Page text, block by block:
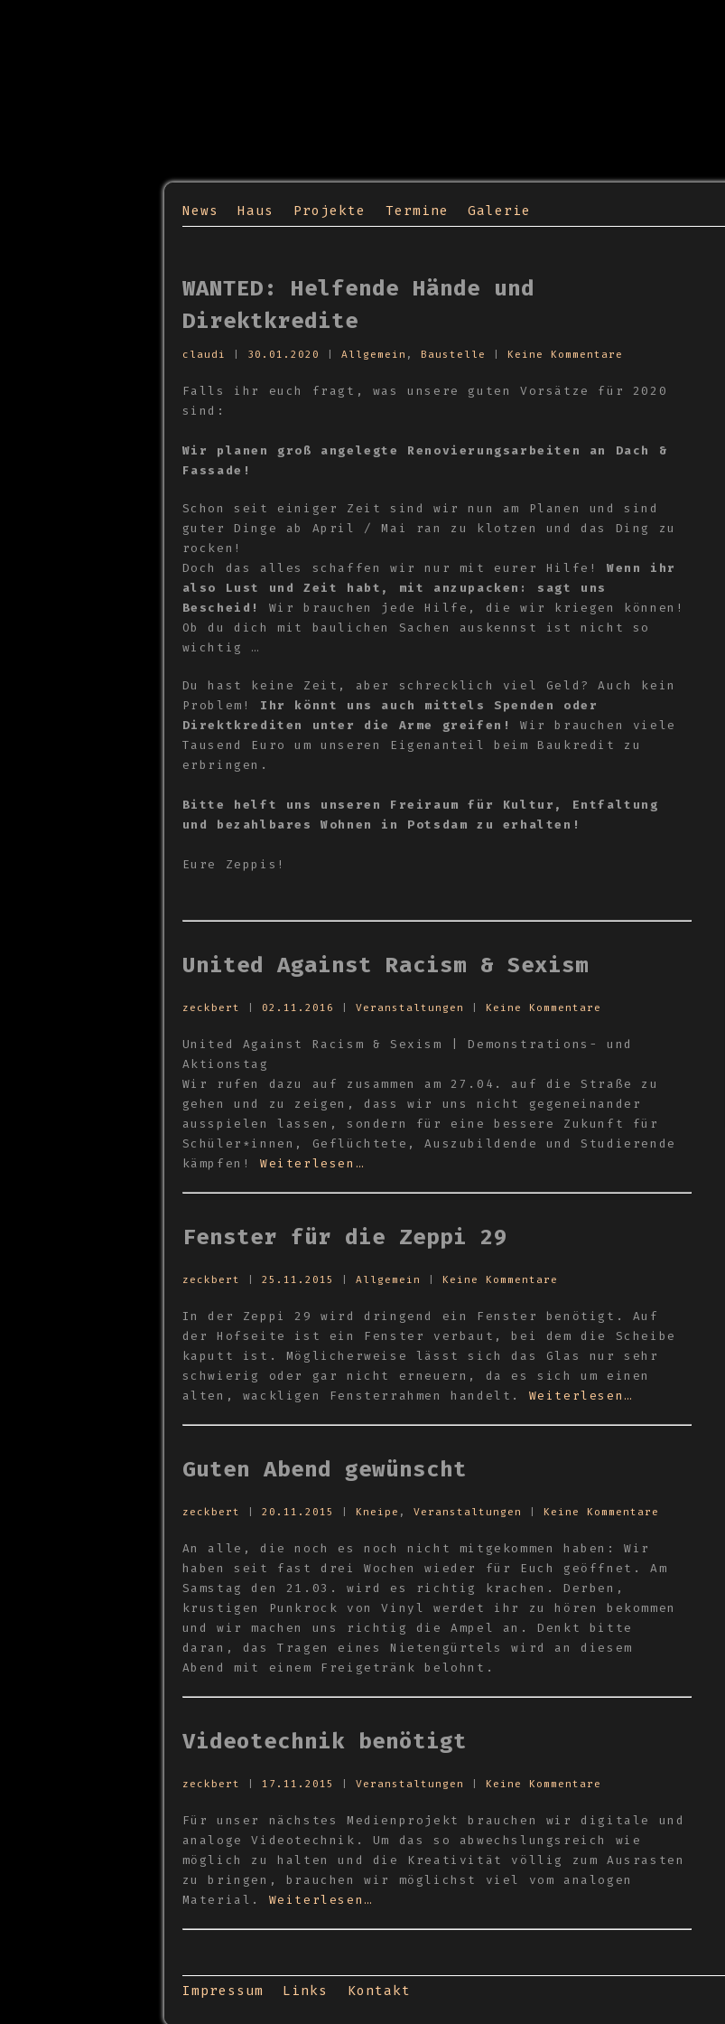
News Haus Projekte Termine Galerie
WANTED: Helfende Hände und
Direktkredite
claudi 30.01.2020 Allgemein , Baustelle Keine Kommentare
Falls ihr euch fragt, was unsere guten Vorsätze für 2020
sind:
Wir planen groß angelegte Renovierungsarbeiten an Dach &
Fassade!
Schon seit einiger Zeit sind wir nun am Planen und sind
guter Dinge ab April / Mai ran zu klotzen und das Ding zu
rocken!
Doch das alles schaffen wir nur mit eurer Hilfe! Wenn ihr
also Lust und Zeit habt, mit anzupacken: sagt uns
Bescheid!
Wir brauchen jede Hilfe, die wir kriegen können!
Ob du dich mit baulichen Sachen auskennst ist nicht so
wichtig …
Du hast keine Zeit, aber schrecklich viel Geld? Auch kein
Problem! Ihr könnt uns auch mittels Spenden oder
Direktkrediten unter die Arme greifen!
Wir brauchen viele
Tausend Euro um unseren Eigenanteil beim Baukredit zu
erbringen.
Bitte helft uns unseren Freiraum für Kultur, Entfaltung
und bezahlbares Wohnen in Potsdam zu erhalten!
Eure Zeppis!
United Against Racism & Sexism
zeckbert 02.11.2016 Veranstaltungen Keine Kommentare
United Against Racism & Sexism | Demonstrations- und
Aktionstag
Wir rufen dazu auf zusammen am 27.04. auf die Straße zu
gehen und zu zeigen, dass wir uns nicht gegeneinander
ausspielen lassen, sondern für eine bessere Zukunft für
Schüler*innen, Geflüchtete, Auszubildende und Studierende
kämpfen! Weiterlesen…
Fenster für die Zeppi 29
zeckbert 25.11.2015 Allgemein Keine Kommentare
In der Zeppi 29 wird dringend ein Fenster benötigt. Auf
der Hofseite ist ein Fenster verbaut, bei dem die Scheibe
kaputt ist. Möglicherweise lässt sich das Glas nur sehr
schwierig oder gar nicht erneuern, da es sich um einen
alten, wackligen Fensterrahmen handelt. Weiterlesen…
Guten Abend gewünscht
zeckbert 20.11.2015 Kneipe , Veranstaltungen Keine Kommentare
An alle, die noch es noch nicht mitgekommen haben: Wir
haben seit fast drei Wochen wieder für Euch geöffnet. Am
Samstag den 21.03. wird es richtig krachen. Derben,
krustigen Punkrock von Vinyl werdet ihr zu hören bekommen
und wir machen uns richtig die Ampel an. Denkt bitte
daran, das Tragen eines Nietengürtels wird an diesem
Abend mit einem Freigetränk belohnt.
Videotechnik benötigt
zeckbert 17.11.2015 Veranstaltungen Keine Kommentare
Für unser nächstes Medienprojekt brauchen wir digitale und
analoge Videotechnik. Um das so abwechslungsreich wie
möglich zu halten und die Kreativität völlig zum Ausrasten
zu bringen, brauchen wir möglichst viel vom analogen
Material. Weiterlesen…
Impressum Links Kontakt